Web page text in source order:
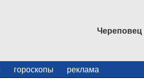
Череповец
гороскопы реклама